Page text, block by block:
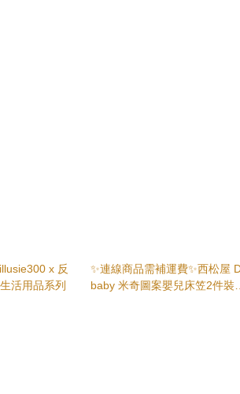
x 反
活用品系列
✨連線商品需補運費✨西松屋
baby 米奇圖案嬰兒床笠2件裝